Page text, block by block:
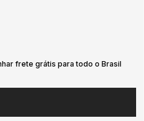
frete grátis para todo o Brasil